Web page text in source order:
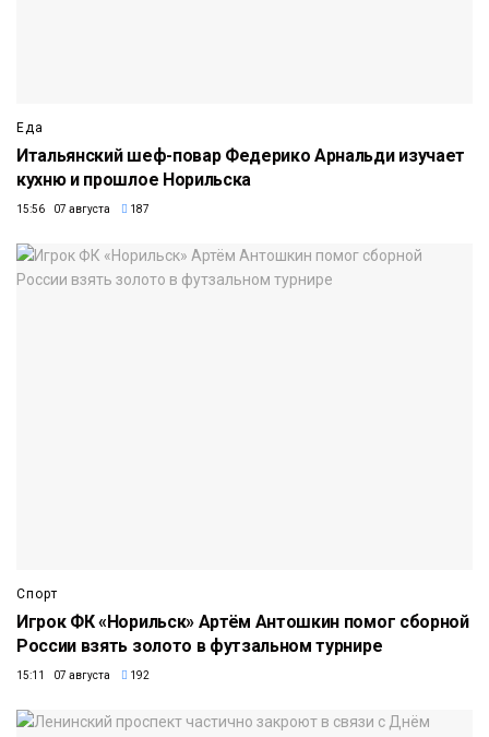
Еда
Итальянский шеф-повар Федерико Арнальди изучает
кухню и прошлое Норильска
15:56 07 августа 187
Спорт
Игрок ФК «Норильск» Артём Антошкин помог сборной
России взять золото в футзальном турнире
15:11 07 августа 192